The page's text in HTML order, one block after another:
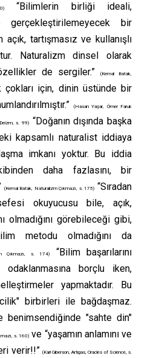
“Bilimlerin birliği ideali,
gerçekleştirilemeyecek bir
açık, tartışmasız ve kullanışlı
Naturalizm dinsel olarak
de sergiler.”
(Kemal Batak,
için, dinin üstünde bir
(Hasan Yaşar, Ömer Faruk
s. 99)
“Doğanın dışında başka
kapsamlı naturalist iddiaya
imkanı yoktur. Bu iddia
daha fazlasını, bir
(Kemal Batak, Naturalizm Çıkmazı, s. 175) “Sıradan
okuyucusu bile, açık,
olmadığını görebileceği gibi,
metodu olmadığını da
Çıkmazı, s. 174)
“Bilim başarılarını
borçlu iken,
yapmaktadır. Bu
birbirleri ile bağdaşmaz.
"sahte din"
s. 160) ve “yaşamın anlamını ve
verir!!” (Karl Giberson, Artigas, Oracles of Science, s.